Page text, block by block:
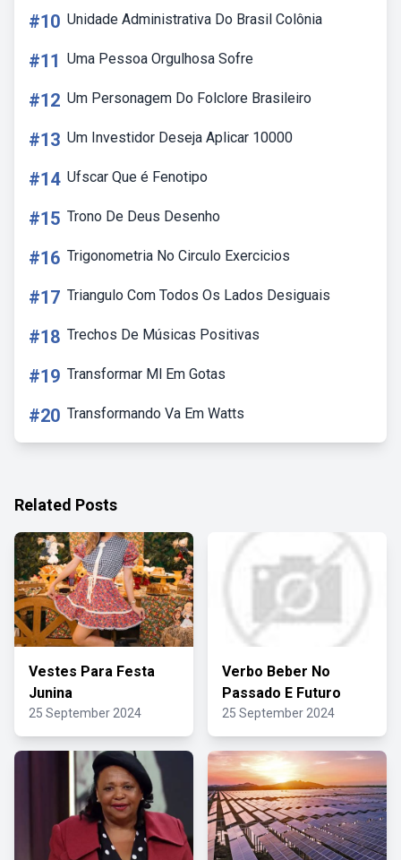
#10 Unidade Administrativa Do Brasil Colônia
#11 Uma Pessoa Orgulhosa Sofre
#12 Um Personagem Do Folclore Brasileiro
#13 Um Investidor Deseja Aplicar 10000
#14 Ufscar Que é Fenotipo
#15 Trono De Deus Desenho
#16 Trigonometria No Circulo Exercicios
#17 Triangulo Com Todos Os Lados Desiguais
#18 Trechos De Músicas Positivas
#19 Transformar Ml Em Gotas
#20 Transformando Va Em Watts
Related Posts
Vestes Para Festa
Junina
25 September 2024
Verbo Beber No
Passado E Futuro
25 September 2024